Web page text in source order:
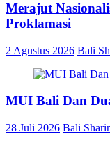
Merajut
Proklamasi
2 Agustus 2026 Bali
MUI Bali Dan
28 Juli 2026 Bali